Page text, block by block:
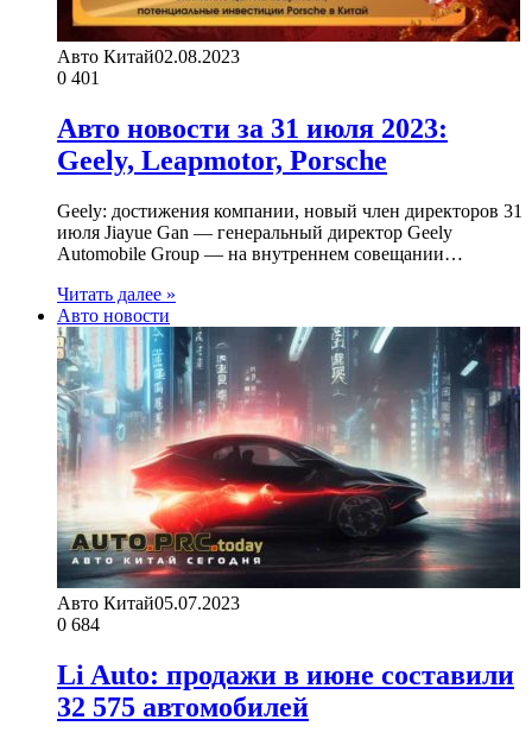
Авто Китай02.08.2023
0 401
Авто новости за 31 июля 2023:
Geely, Leapmotor, Porsche
Geely: достижения компании, новый член директоров 31
июля Jiayue Gan — генеральный директор Geely
Automobile Group — на внутреннем совещании…
Читать далее »
Авто новости
Авто Китай05.07.2023
0 684
Li Auto: продажи в июне составили
32 575 автомобилей